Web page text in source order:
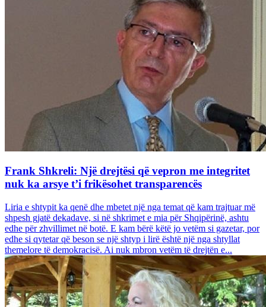
Frank Shkreli: Një drejtësi që vepron me integritet
nuk ka arsye t’i frikësohet transparencës
Liria e shtypit ka qenë dhe mbetet një nga temat që kam trajtuar më
shpesh gjatë dekadave, si në shkrimet e mia për Shqipërinë, ashtu
edhe për zhvillimet në botë. E kam bërë këtë jo vetëm si gazetar, por
edhe si qytetar që beson se një shtyp i lirë është një nga shtyllat
themelore të demokracisë. Ai nuk mbron vetëm të drejtën e...